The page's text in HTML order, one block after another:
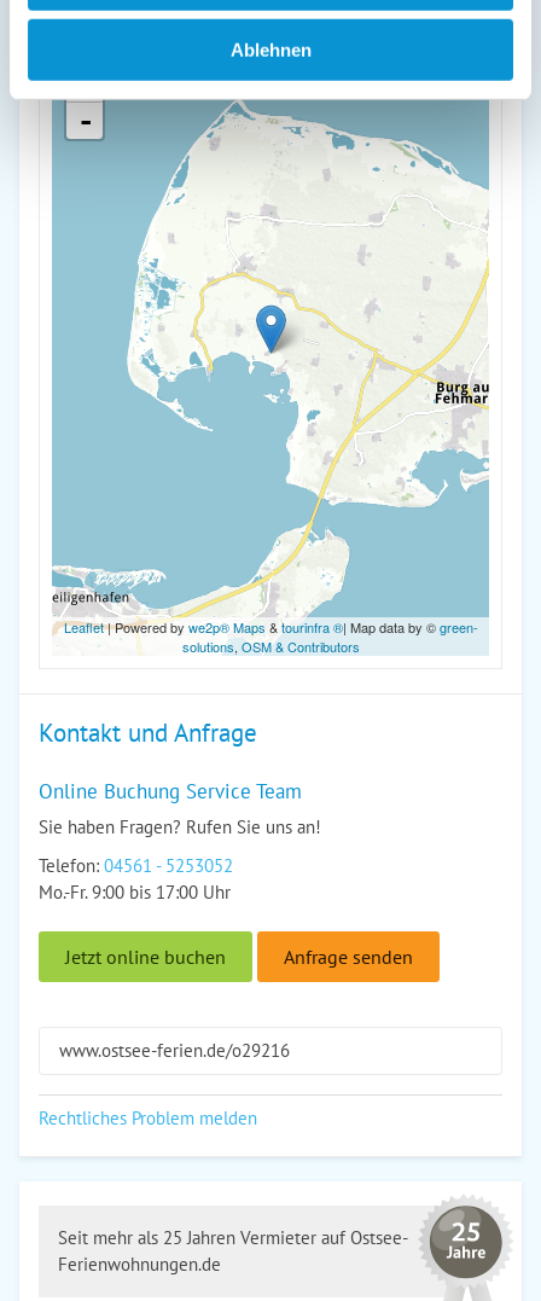
Ablehnen
23769 Neuhof
+
-
Leaflet| Powered by we2p® Maps &tourinfra ®| Map data by ©green-
solutions, OSM & Contributors
Kontakt und Anfrage
Online Buchung Service Team
Sie haben Fragen? Rufen Sie uns an!
Telefon: 04561 - 5253052
Mo.-Fr. 9:00 bis 17:00 Uhr
Jetzt online buchen Anfrage senden
www.ostsee-ferien.de/o29216
Rechtliches Problem melden
Seit mehr als 25 Jahren Vermieter auf Ostsee-
Ferienwohnungen.de